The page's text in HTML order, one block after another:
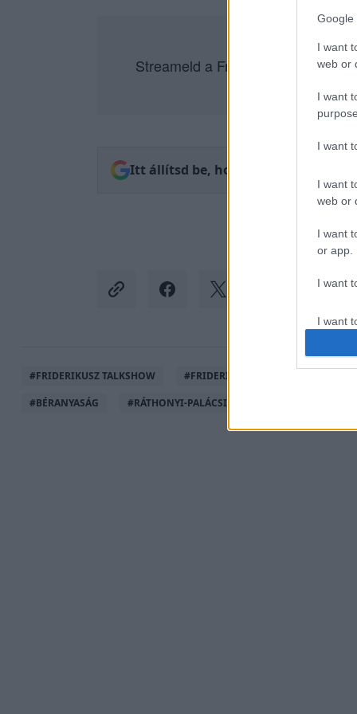
Google
I want
web or
I want
I want
I want
web or
I want
or app.
I want
I want
Streameld a Friderikusz
Itt állítsd be, hogy az RTL.hu az
#FRIDERIKUSZ TALKSHOW #FRIDERIKUSZ SÁNDOR
#BÉRANYASÁG #RÁTHONYI-PALÁCSIK TÍMEA